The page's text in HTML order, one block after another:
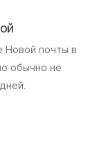
Новой почты в
обычно не